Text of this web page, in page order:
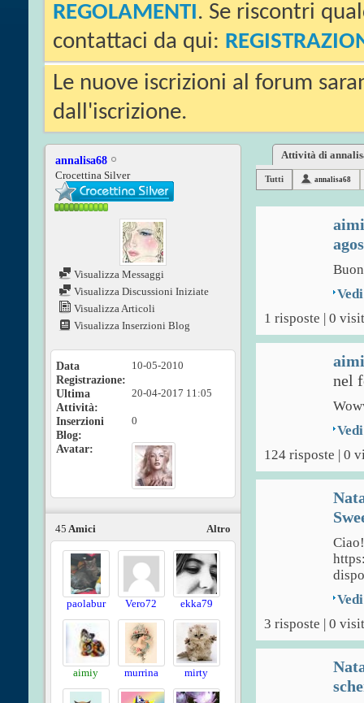
REGOLAMENTI. Se riscontri
contattaci da qui:
Le nuove iscrizioni al forum
dall'iscrizione.
annalisa68
Crocettina Silver
Visualizza Messaggi
Visualizza Discussioni Iniziate
Visualizza Articoli
Visualizza Inserzioni Blog
Data
Registrazione
10-05-2010
Ultima
Attività
20-04-2017 11:05
Inserzioni
Blog
0
Avatar
Altro
45 Amici
paolabur Vero72 ekka79
aimiy murrina mirty
Attività di
Tutti annalisa68
1 risposte | 0
nel
124 risposte | 0
3 risposte | 0